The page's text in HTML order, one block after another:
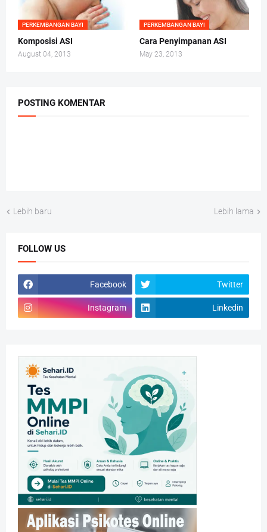
PERKEMBANGAN BAYI
Komposisi ASI
August 04, 2013
PERKEMBANGAN BAYI
Cara Penyimpanan ASI
May 23, 2013
POSTING KOMENTAR
Lebih baru Lebih lama
FOLLOW US
Facebook Twitter
Instagram Linkedin